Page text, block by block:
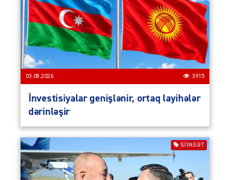
03.08.2026 3915
İnvestisiyalar genişlənir, ortaq layihələr
dərinləşir
SIYASƏT